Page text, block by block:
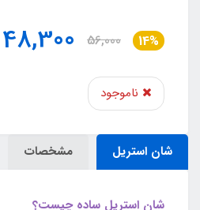
14%
56,000
48,300
ناموجود
شان استریل مشخصات
شان استریل ساده چیست؟